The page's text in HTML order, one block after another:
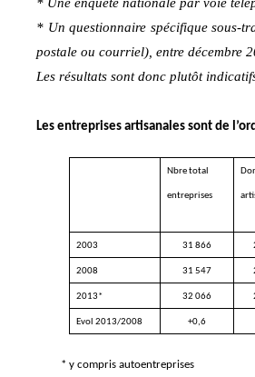
* Un questionnaire spécifique sous-
postale ou courriel), entre décembre
Les résultats sont donc plutôt
Les entreprises artisanales sont de
Nbre total
entreprises
2003 31 866
2008 31 547
2013* 32 066
Evol 2013/2008 +0,6
* y compris autoentreprises